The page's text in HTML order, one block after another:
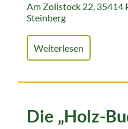
Am Zollstock 22, 35414
Steinberg
Weiterlesen
Die „Holz-